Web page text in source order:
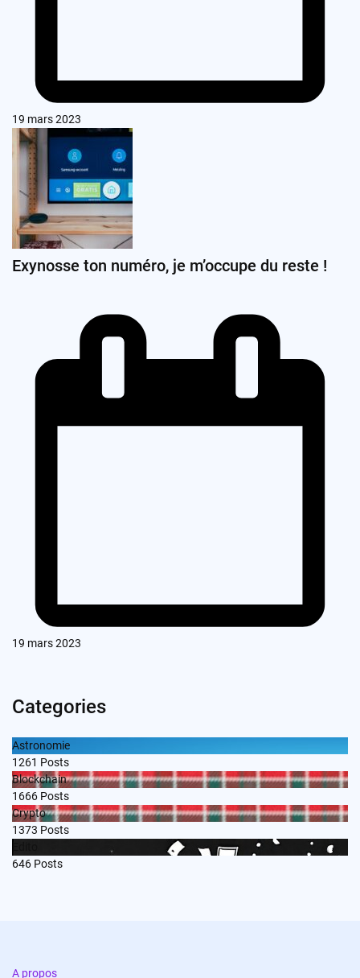
19 mars 2023
Exynosse ton numéro, je m’occupe du reste !
19 mars 2023
Categories
Astronomie
1261 Posts
Blockchain
1666 Posts
Crypto
1373 Posts
646 Posts
A propos